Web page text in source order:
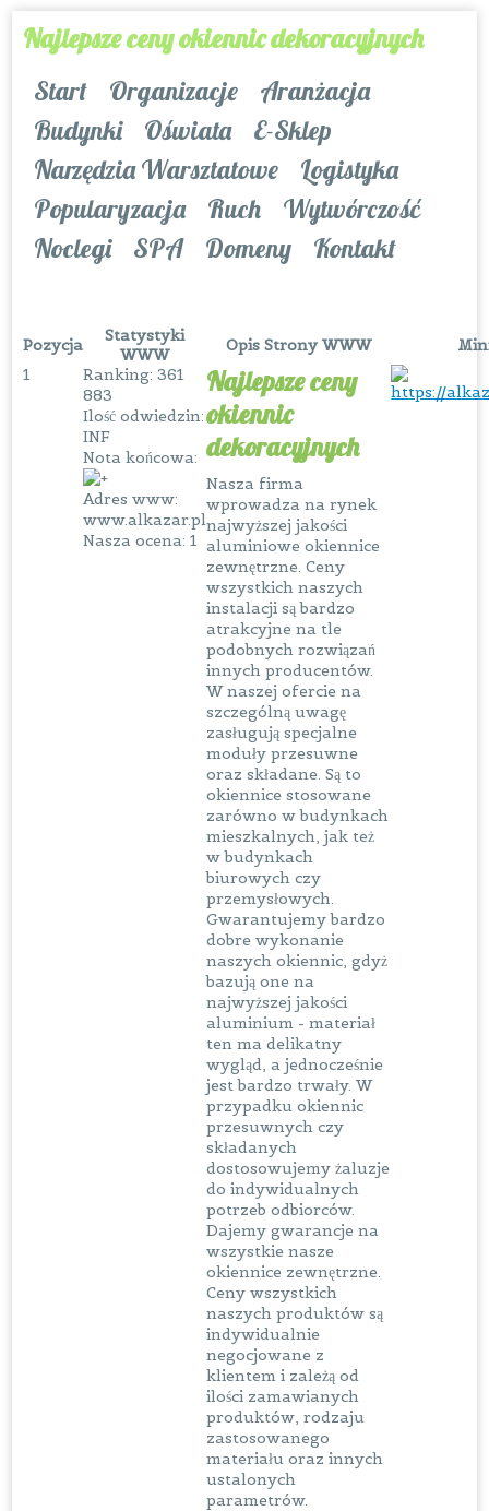
Najlepsze ceny okiennic dekoracyjnych
Start
Organizacje
Aranżacja
Budynki
Oświata
E-Sklep
Narzędzia Warsztatowe
Logistyka
Popularyzacja
Ruch
Wytwórczość
Noclegi
SPA Domeny Kontakt
Pozycja
Statystyki
WWW
Opis Strony WWW
1
Ranking: 361
883
Ilość odwiedzin:
INF
Nota końcowa:
Adres www:
www.alkazar.pl
Nasza ocena: 1
Najlepsze ceny
okiennic
dekoracyjnych
Nasza firma
wprowadza na rynek
najwyższej jakości
aluminiowe okiennice
zewnętrzne. Ceny
wszystkich naszych
instalacji są bardzo
atrakcyjne na tle
podobnych rozwiązań
innych producentów.
W naszej ofercie na
szczególną uwagę
zasługują specjalne
moduły przesuwne
oraz składane. Są to
okiennice stosowane
zarówno w budynkach
mieszkalnych, jak też
w budynkach
biurowych czy
przemysłowych.
Gwarantujemy bardzo
dobre wykonanie
naszych okiennic, gdyż
bazują one na
najwyższej jakości
aluminium - materiał
ten ma delikatny
wygląd, a jednocześnie
jest bardzo trwały. W
przypadku okiennic
przesuwnych czy
składanych
dostosowujemy żaluzje
do indywidualnych
potrzeb odbiorców.
Dajemy gwarancje na
wszystkie nasze
okiennice zewnętrzne.
Ceny wszystkich
naszych produktów są
indywidualnie
negocjowane z
klientem i zależą od
ilości zamawianych
produktów, rodzaju
zastosowanego
materiału oraz innych
ustalonych
parametrów.